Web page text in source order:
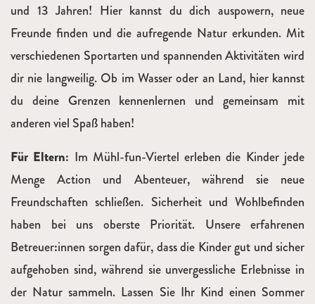
und 13 Jahren! Hier kannst du dich auspowern, neue
Freunde finden und die aufregende Natur erkunden. Mit
verschiedenen Sportarten und spannenden Aktivitäten wird
dir nie langweilig. Ob im Wasser oder an Land, hier kannst
du deine Grenzen kennenlernen und gemeinsam mit
anderen viel Spaß haben!
Für Eltern: Im Mühl-fun-Viertel erleben die Kinder jede
Menge Action und Abenteuer, während sie neue
Freundschaften schließen. Sicherheit und Wohlbefinden
haben bei uns oberste Priorität. Unsere erfahrenen
Betreuer:innen sorgen dafür, dass die Kinder gut und sicher
aufgehoben sind, während sie unvergessliche Erlebnisse in
der Natur sammeln. Lassen Sie Ihr Kind einen Sommer